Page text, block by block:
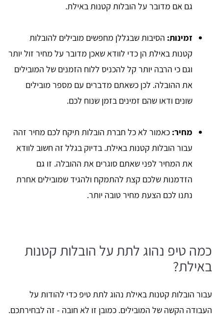
גם אם מדובר על הובלות קטנות באילת.
זמינות: הסיבות שבגללן מחפשים מובילים להובלות
קטנות באילת הן כדי לוודא שאכן מדובר על מחיר זול יותר
וגם כי הרבה יותר קל להכניס ללוח הזמנים של המובילים
את ההובלה. לכן כשאתם מדברים עם מספר מובילים
שונים ודאו שהם זמינים בזמן שנוח לכם.
מחיר: כאמור לא כל חברת הובלות תיקח לכם מחיר זהה
עבור הובלות קטנות באילת. בדיוק בגלל זה חשוב לוודא
את המחיר לפני שאתם סוגרים את ההובלה. זו גם
הזדמנות שלכם קצת להתמקח ולהגיד שמובילים אחרת
נתנו לכם הצעת מחיר טובה יותר.
כמה טיפ נהוג לתת על הובלות קטנות
באילת?
עבור הובלות קטנות באילת נהוג לתת טיפ כדי להודות על
העבודה הקשה של המובילים. כמובן זו לא חובה - זה לבחירתכם.